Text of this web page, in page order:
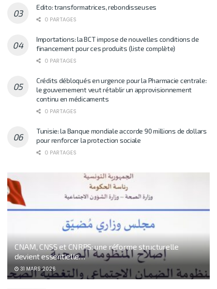
Edito: transformatrices, rebondisseuses
0 PARTAGES
Importations: la BCT impose de nouvelles conditions de
financement pour ces produits (liste complète)
0 PARTAGES
Crédits débloqués en urgence pour la Pharmacie centrale:
le gouvernement veut rétablir un approvisionnement
continu en médicaments
0 PARTAGES
Tunisie: la Banque mondiale accorde 90 millions de dollars
pour renforcer la protection sociale
0 PARTAGES
CNAM, CNSS et CNRPS: une réforme structurelle
devient essentielle…
31 MARS 2026